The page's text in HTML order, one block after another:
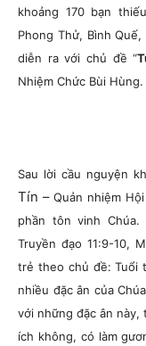
khoảng 170 bạn
Phong Thử, Bình
diễn ra với chủ đề “
Nhiệm Chức Bùi Hùng.
Sau lời cầu nguyện
Tín –Quản nhiệm
phần tôn vinh
Truyền đạo 11:9-10,
trẻ theo chủ đề: Tuổi
nhiều đặc ân của
với những đặc ân này,
ích không, có làm